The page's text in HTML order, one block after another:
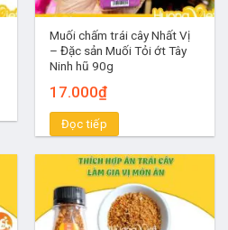
Muối chấm trái cây Nhất Vị
– Đặc sản Muối Tỏi ớt Tây
Ninh hũ 90g
17.000₫
Đọc tiếp